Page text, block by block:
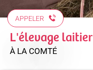
APPELER
L'élevage laitier
À LA COMTÉ